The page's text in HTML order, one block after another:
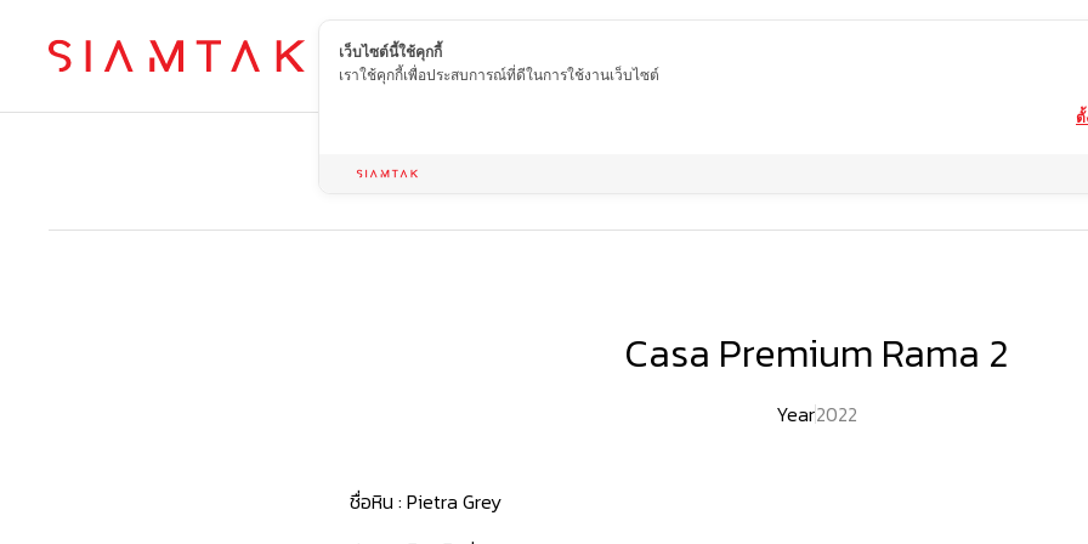
TH
Casa Premium Rama 2
Year2022
ชื่อหิน : Pietra Grey
เว็บไซต์นี้ใช้คุกกี้
เราใช้คุกกี้เพื่อประสบการณ์ที่ดีในการใช้งานเว็บไซต์
ตั้